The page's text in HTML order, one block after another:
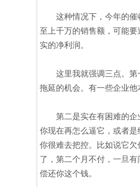
这种情况下，今年的催收
至上千万的销售额，可能
实的净利润。
这里我就强调三点。第一
拖延的机会。有一些企业
第二是实在有困难的企业
你现在再怎么逼它，或者
你很难去把控。比如说它
了，第二个月不付，一旦
偿还你这个钱。